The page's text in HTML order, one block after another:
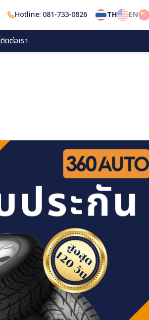
Hotline: 081-733-0826 TH EN
ติดต่อเรา